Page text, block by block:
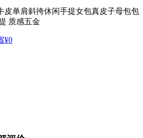
皮单肩斜挎休闲手提女包真皮子母包包
质感五金
¥0